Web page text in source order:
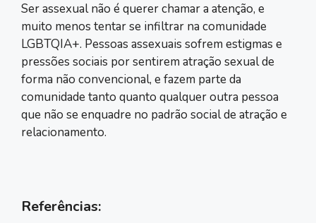
Ser assexual não é querer chamar a atenção, e
muito menos tentar se infiltrar na comunidade
LGBTQIA+. Pessoas assexuais sofrem estigmas e
pressões sociais por sentirem atração sexual de
forma não convencional, e fazem parte da
comunidade tanto quanto qualquer outra pessoa
que não se enquadre no padrão social de atração e
relacionamento.
Referências: